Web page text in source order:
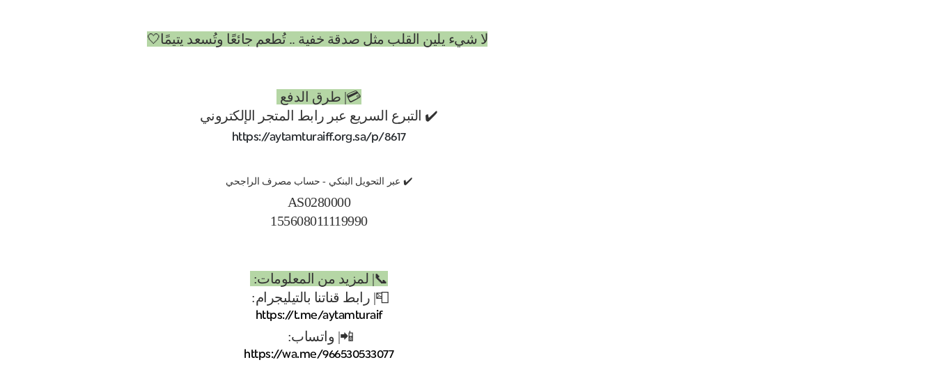
لا شيء يلين القلب مثل صدقة خفية .. تُطعم جائعًا وتُسعد يتيمًا🤍
💳| طرق الدفع
✔️ التبرع السريع عبر رابط المتجر الإلكتروني
https://aytamturaiff.org.sa/p/8617
✔️ عبر التحويل البنكي - حساب مصرف الراجحي
AS0280000
155608011119990
📞| لمزيد من المعلومات:
📮| رابط قناتنا بالتيليجرام:
https://t.me/aytamturaif
📲| واتساب:
https://wa.me/966530533077